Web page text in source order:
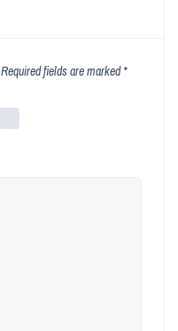
Required fields are marked*